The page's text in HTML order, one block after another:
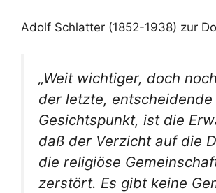
Adolf Schlatter (1852-1938) zur
„Weit wichtiger, doch
der letzte, entscheidende
Gesichtspunkt, ist die
daß der Verzicht auf die
die religiöse
zerstört. Es gibt keine